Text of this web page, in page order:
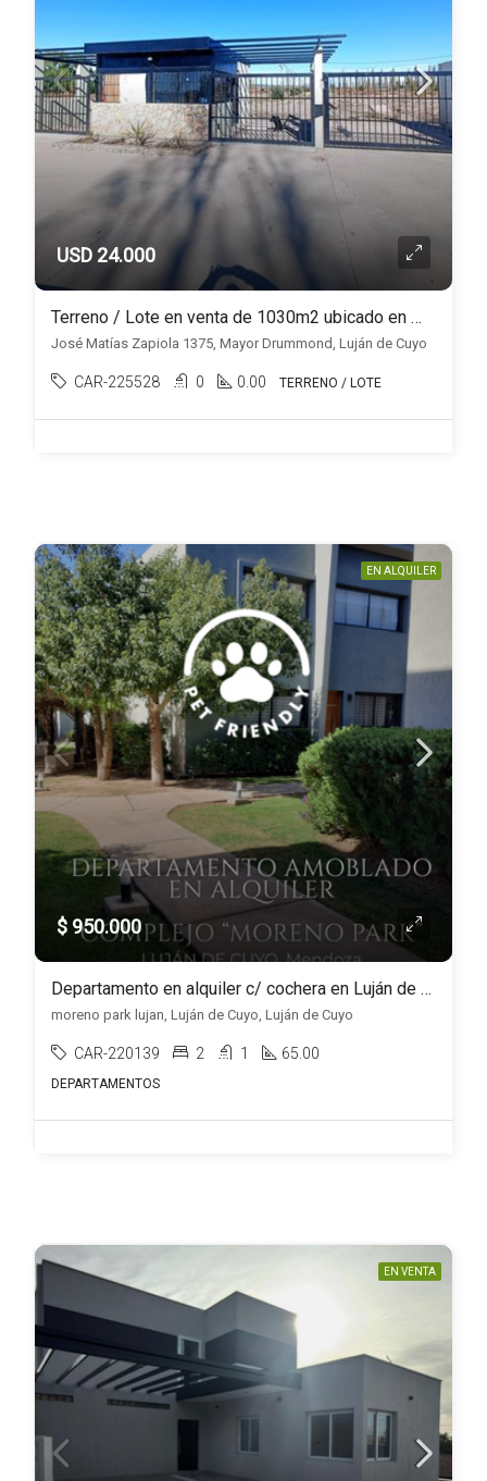
USD 24.000
Terreno / Lote en venta de 1030m2 ubicado en Mayor Drummond
José Matías Zapiola 1375, Mayor Drummond, Luján de Cuyo
CAR-225528 0 0.00 TERRENO / LOTE
EN ALQUILER
$ 950.000
Departamento en alquiler c/ cochera en Luján de Cuyo
moreno park lujan, Luján de Cuyo, Luján de Cuyo
CAR-220139 2 1 65.00
DEPARTAMENTOS
EN VENTA